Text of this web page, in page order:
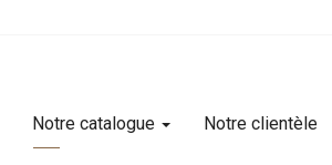
Notre catalogue Notre clientèle